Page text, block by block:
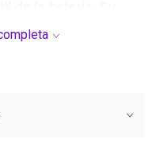
accidentales
avanzada con un